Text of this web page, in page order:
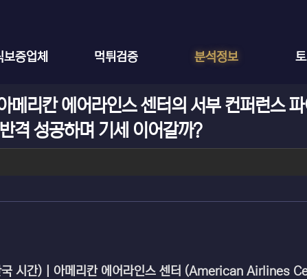
뉴
보증업체 먹튀검증 분석정보
리칸 에어라인스 센터의 서부 컨퍼런스
격 성공하며 기세 이어갈까?
시간) | 아메리칸 에어라인스 센터 (American Airlines